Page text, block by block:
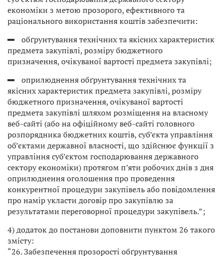
економіки з метою прозорого, ефективного та
раціонального використання коштів забезпечити:
обґрунтування технічних та якісних характеристик
предмета закупівлі, розміру бюджетного
призначення, очікуваної вартості предмета закупівлі;
оприлюднення обґрунтування технічних та
якісних характеристик предмета закупівлі, розміру
бюджетного призначення, очікуваної вартості
предмета закупівлі шляхом розміщення на власному
веб-сайті (або на офіційному веб-сайті головного
розпорядника бюджетних коштів, суб’єкта управління
об’єктами державної власності, що здійснює функції з
управління суб’єктом господарювання державного
сектору економіки) протягом п’яти робочих днів з дня
оприлюднення оголошення про проведення
конкурентної процедури закупівель або повідомлення
про намір укласти договір про закупівлю за
результатами переговорної процедури закупівель.”;
4) додаток до постанови доповнити пунктом 26 такого
змісту:
“26. Забезпечення прозорості обґрунтування